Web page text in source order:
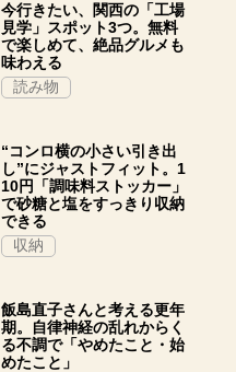
今行きたい、関西の「工場
見学」スポット3つ。無料
で楽しめて、絶品グルメも
味わえる
読み物
“コンロ横の小さい引き出
し”にジャストフィット。1
10円「調味料ストッカー」
で砂糖と塩をすっきり収納
できる
収納
飯島直子さんと考える更年
期。自律神経の乱れからく
る不調で「やめたこと・始
めたこと」